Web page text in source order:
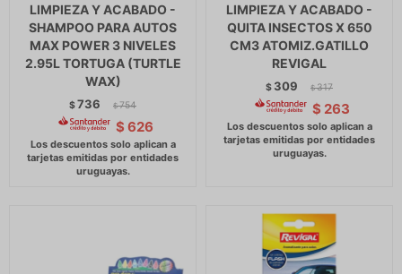
LIMPIEZA Y ACABADO -
SHAMPOO PARA AUTOS
MAX POWER 3 NIVELES
2.95L TORTUGA (TURTLE
WAX)
$736 $ 754
$ 626
LIMPIEZA Y ACABADO -
QUITA INSECTOS X 650
CM3 ATOMIZ.GATILLO
REVIGAL
$ 309 $ 317
$ 263